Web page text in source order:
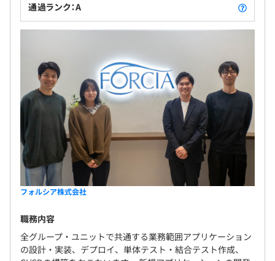
通過ランク：A
フォルシア株式会社
職務内容
全グループ・ユニットで共通する業務範囲アプリケーション
の設計・実装、デプロイ、単体テスト・結合テスト作成、